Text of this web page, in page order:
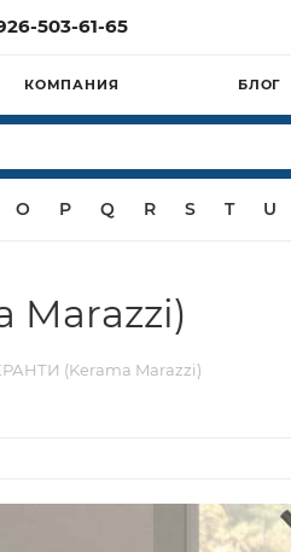
503-61-65
КОМПАНИЯ БЛОГ
O P Q R S T U
Marazzi)
(Kerama Marazzi)